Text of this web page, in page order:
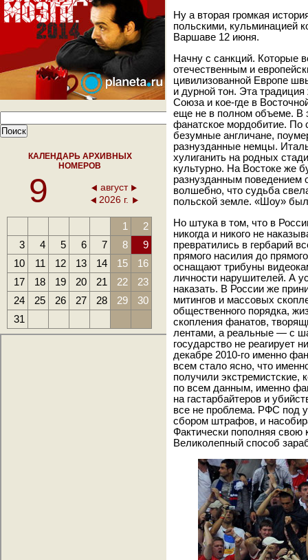
КАЛЕНДАРЬ АРХИВНЫХ
НОМЕРОВ
9
август
2026 г.
1
2
3
4 5 6 7 8
9
10
11 12 13 14 15
16
17
18 19 20 21 22
23
24
25 26 27 28 29
30
31
Ну а вторая громкая
польскими, кульминацией
Варшаве 12 июня.
Начну с санкций. Которые
отечественным и
цивилизованной Европе
и дурной тон. Эта
Союза и кое-где в
еще не в полном объеме. В
фанатское мордобитие.
безумные англичане,
разнузданные немцы.
хулиганить на родных
культурно. На Востоке же
разнузданным поведением
волшебно, что судьба
польской земле. «Шоу»
Но штука в том, что в
никогда и никого не
превратились в гербарий
прямого насилия до
оснащают трибуны
личности нарушителей. А
наказать. В России же
митингов и массовых
общественного порядка,
скопления фанатов,
лентами, а реальные — с
государство не реагирует
декабре 2010-го именно
всем стало ясно, что
получили экстремистские,
по всем данным, именно
на гастарбайтеров и
все не проблема. РФС под
сбором штрафов, и
Фактически пополняя свою
Великолепный способ